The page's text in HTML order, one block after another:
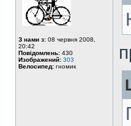
З нами з: 08 червня 2008,
20:42
Повідомлень: 430
Изображений: 303
Велосипед: гномик